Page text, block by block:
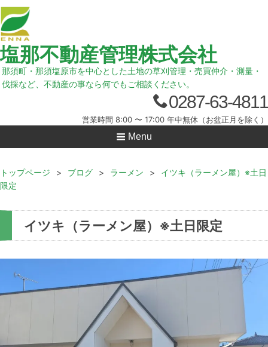
塩那不動産管理株式会社
那須町・那須塩原市を中心とした土地の草刈管理・売買仲介・測量・
伐採など、不動産の事なら何でもご相談ください。
0287-63-4811
営業時間 8:00 〜 17:00 年中無休（お盆正月を除く）
Menu
トップページ > ブログ > ラーメン >
イツキ（ラーメン屋）※土日
限定
イツキ（ラーメン屋）※土日限定